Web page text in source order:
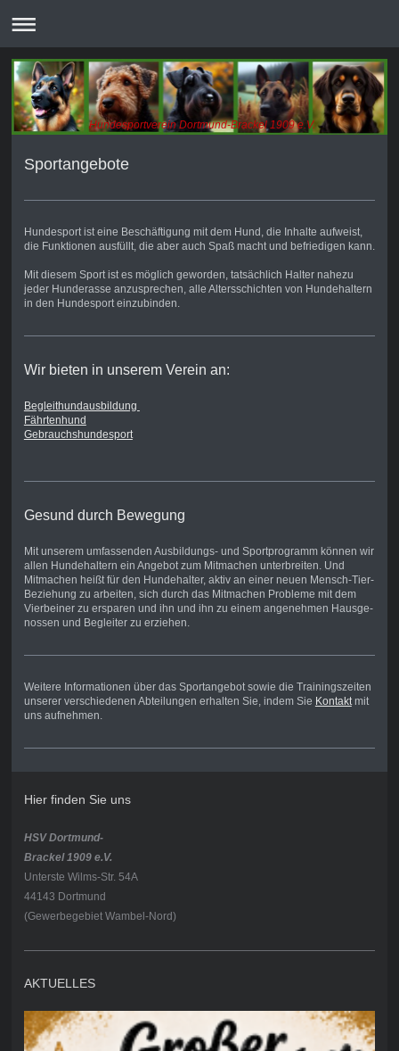
Hundesportverein Dortmund-Brackel 1909 e.V.
Sportangebote
Hundesport ist eine Beschäftigung mit dem Hund, die Inhalte aufweist,
die Funktionen ausfüllt, die aber auch Spaß macht und befriedigen kann.
Mit diesem Sport ist es möglich ge­worden, tatsächlich Halter nahe­­­zu
jeder Hunderasse anzuspre­chen, alle Altersschichten von Hundehaltern
in den Hundesport einzubinden.
Wir bieten in unserem Verein an:
Begleithundausbildung
Fährtenhund
Gebrauchshundesport
Gesund durch Bewegung
Mit unserem umfassenden Aus­bildungs- und Sportprogramm kön­nen wir
allen Hundehaltern ein Angebot zum Mitmachen unter­breiten. Und
Mitmachen heißt für den Hundehalter, aktiv an einer neuen Mensch-Tier-
Beziehung zu arbeiten, sich durch das Mitma­chen Probleme mit dem
Vierbei­ner zu ersparen und ihn und ihn zu einem angenehmen Hausge­­
nossen und Begleiter zu erziehen.
Weitere Informationen über das Sportangebot sowie die Trainingszeiten
unserer verschiedenen Abteilungen erhalten Sie, indem Sie Kontakt mit
uns aufnehmen.
Hier finden Sie uns
HSV Dortmund-
Brackel 1909 e.V.
Unterste Wilms-Str. 54A
44143 Dortmund
(Gewerbegebiet Wambel-Nord)
AKTUELLES